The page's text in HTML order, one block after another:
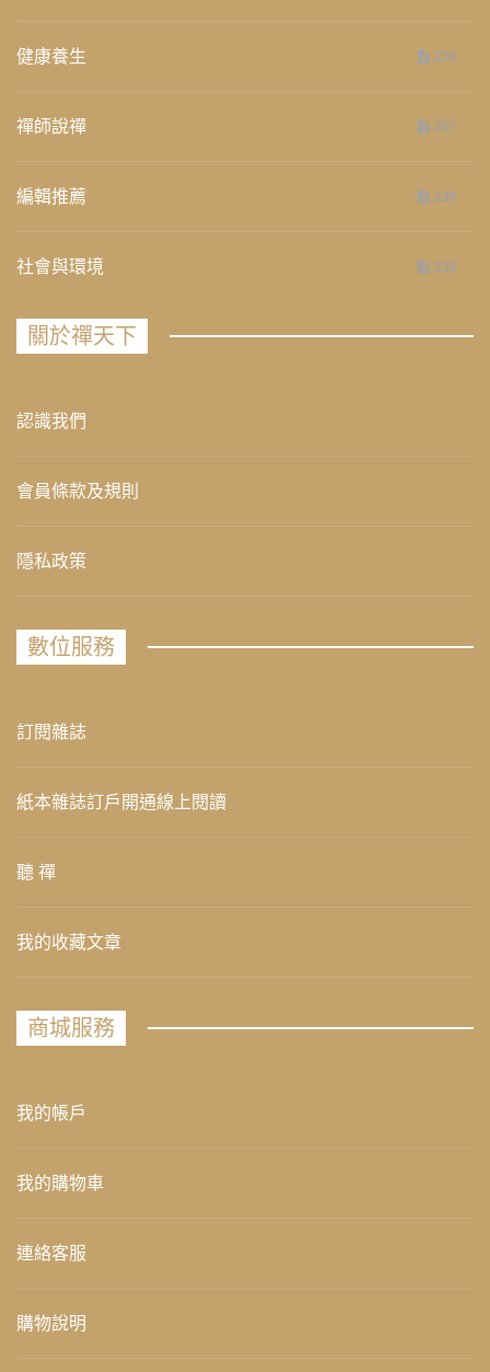
健康養生 276
禪師說禪 267
編輯推薦 236
社會與環境 235
關於禪天下
認識我們
會員條款及規則
隱私政策
數位服務
訂閱雜誌
紙本雜誌訂戶開通線上閱讀
聽 禪
我的收藏文章
商城服務
我的帳戶
我的購物車
連絡客服
購物說明